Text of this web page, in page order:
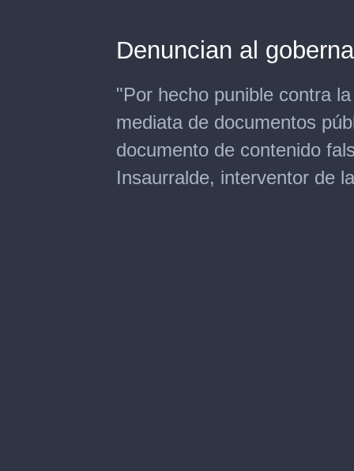
Denuncian al
"Por hecho punible contra
mediata de documentos
documento de contenido
Insaurralde, interventor de